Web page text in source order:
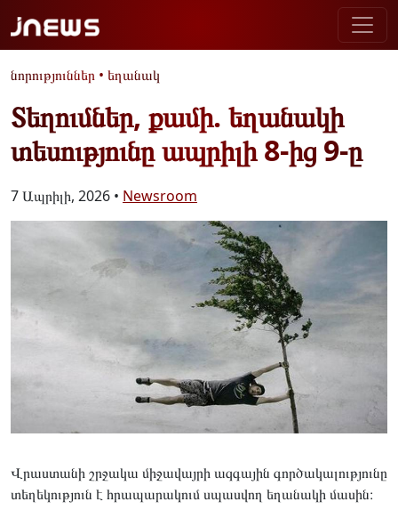
նորություններ • եղանակ
Տեղումներ, քամի. եղանակի
տեսությունը ապրիլի 8-ից 9-ը
7 Ապրիլի, 2026 • Newsroom
Վրաստանի շրջակա միջավայրի ազգային գործակալությունը
տեղեկություն է հրապարակում սպասվող եղանակի մասին։